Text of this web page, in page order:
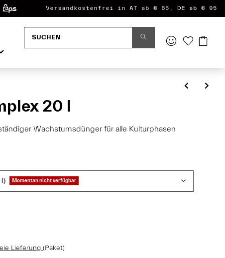
Versandkostenfrei in AT ab € 65, DE ab € 95
20 l
Wachstumsdünger für alle Kulturphasen
l) Momentan nicht verfügbar
Lieferung (Paket)